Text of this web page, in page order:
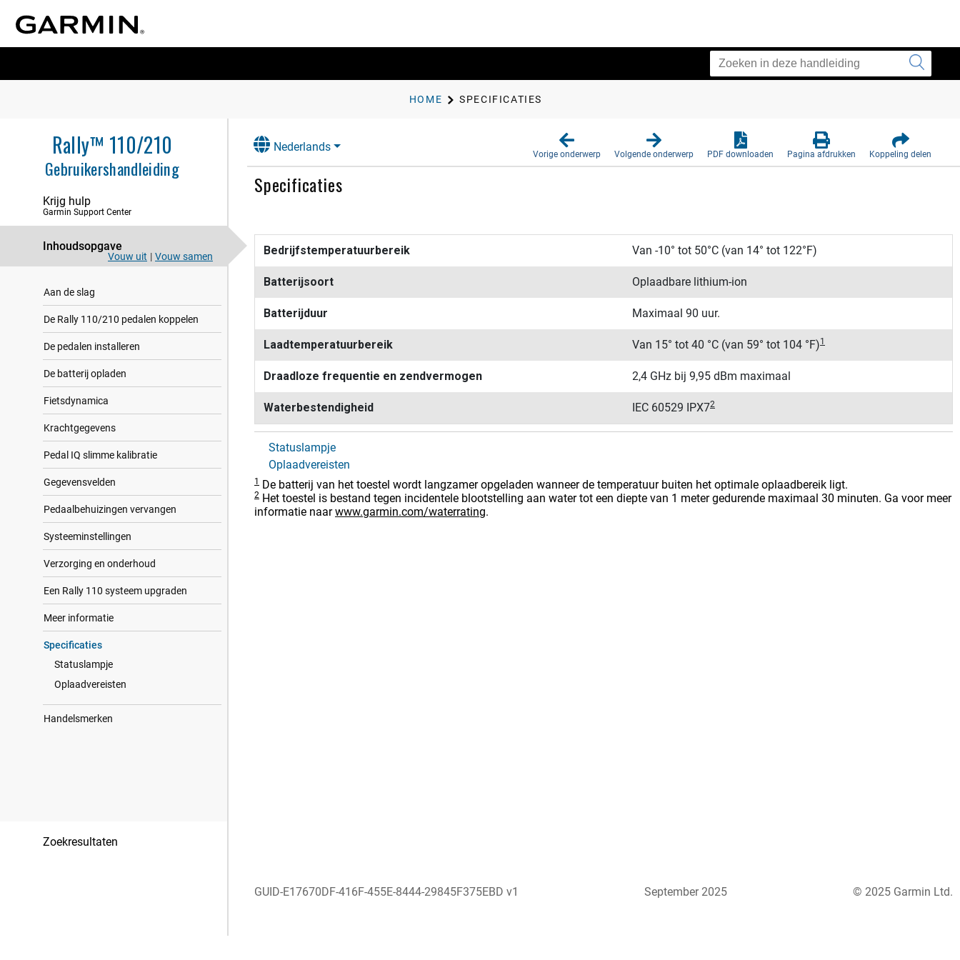
HOME SPECIFICATIES
Rally™ 110/210
Gebruikershandleiding
Krijg hulp
Garmin Support Center
Inhoudsopgave
Vouw uit | Vouw samen
Aan de slag
De Rally 110/210 pedalen koppelen
De pedalen installeren
De batterij opladen
Fietsdynamica
Krachtgegevens
Pedal IQ slimme kalibratie
Gegevensvelden
Pedaalbehuizingen vervangen
Systeeminstellingen
Verzorging en onderhoud
Een Rally 110 systeem upgraden
Meer informatie
Specificaties
Statuslampje
Oplaadvereisten
Handelsmerken
Zoekresultaten
Nederlands
Vorige onderwerp Volgende onderwerp PDF downloaden Pagina afdrukken Koppeling delen
Specificaties
Bedrijfstemperatuurbereik Van -10° tot 50°C (van 14° tot 122°F)
Batterijsoort Oplaadbare lithium-ion
Batterijduur Maximaal 90 uur.
Laadtemperatuurbereik Van 15° tot 40 °C (van 59° tot 104 °F)1
Draadloze frequentie en zendvermogen 2,4 GHz bij 9,95 dBm maximaal
Waterbestendigheid IEC 60529 IPX72
Statuslampje
Oplaadvereisten
1 De batterij van het toestel wordt langzamer opgeladen wanneer de temperatuur buiten het optimale oplaadbereik ligt.
2 Het toestel is bestand tegen incidentele blootstelling aan water tot een diepte van 1 meter gedurende maximaal 30 minuten. Ga voor meer
informatie naarwww.garmin.com/waterrating.
GUID-E17670DF-416F-455E-8444-29845F375EBD v1 September 2025 © 2025 Garmin Ltd.